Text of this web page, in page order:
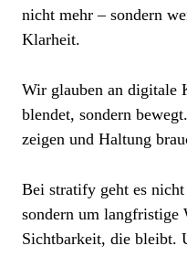
nicht mehr – sondern
Klarheit.
Wir glauben an digitale
blendet, sondern
zeigen und Haltung
Bei stratify geht es
sondern um langfristige
Sichtbarkeit, die bleibt.